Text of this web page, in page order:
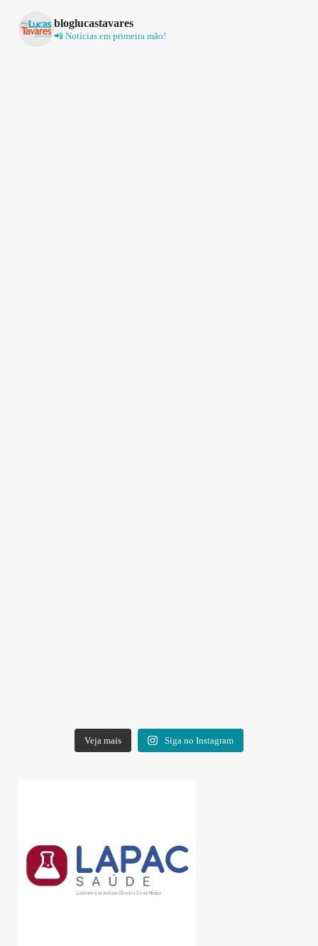
bloglucastavares
📲 Notícias em primeira mão!
Veja mais Siga no Instagram